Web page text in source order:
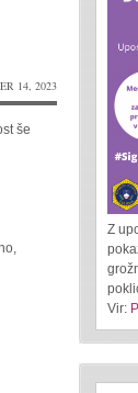
14, 2023
še
Z
Vir: